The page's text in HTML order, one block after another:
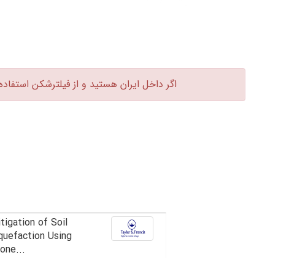
اگر داخل ایران هستید و از فیلترشکن
of Soil
Using